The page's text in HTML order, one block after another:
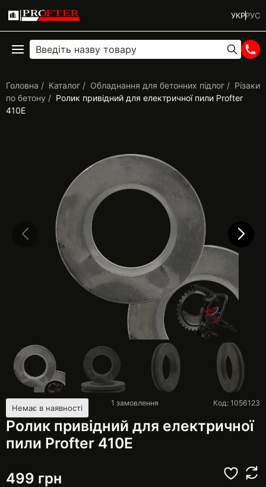
УКРРУС
Головна Каталог Обладнання для бетонних підлог
Різаки
по бетону
Ролик привідний для електричної пили Profter
410Е
Немає в наявності
Ролик привідний для електричної
пили Profter 410Е
Код: 1056123
1 замовлення
499 грн